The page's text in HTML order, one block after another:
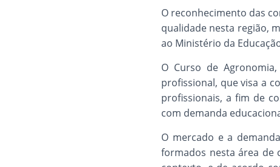
O reconhecimento das
qualidade nesta região,
ao Ministério da
O Curso de
profissional, que visa a
profissionais, a fim de
com demanda
O mercado e a
formados nesta área de